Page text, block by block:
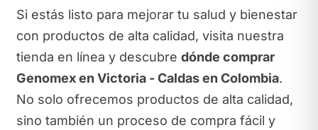
Si estás listo para mejorar tu salud y bienestar
con productos de alta calidad, visita nuestra
tienda en línea y descubre dónde comprar
Genomex en Victoria - Caldas en Colombia.
No solo ofrecemos productos de alta calidad,
sino también un proceso de compra fácil y